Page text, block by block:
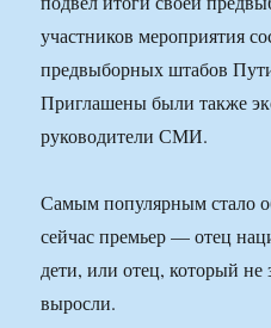
участников мероприятия
предвыборных штабов
Приглашены были также
руководители СМИ.
Самым популярным стало
сейчас премьер — отец
дети, или отец, который не
выросли.